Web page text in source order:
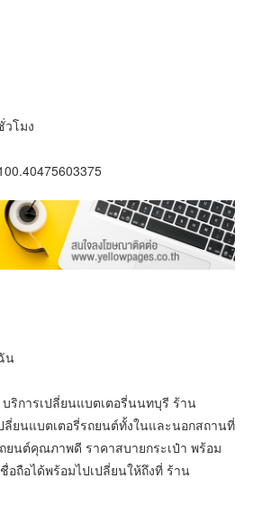
วโมง
น
บริการเปลี่ยนแบตเตอรี่นนทบุรี ร้าน
ลี่ยนแบตเตอรี่รถยนต์ทั้งในและนอกสถานที่
ยนต์คุณภาพดี ราคาสบายกระเป๋า พร้อม
อถือได้พร้อมไปเปลี่ยนให้ถึงที่ ร้าน